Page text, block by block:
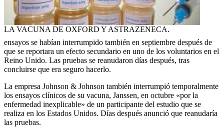
LA VACUNA DE OXFORD Y ASTRAZENECA.
ensayos se habían interrumpido también en septiembre después de
que se reportara un efecto secundario en uno de los voluntarios en el
Reino Unido. Las pruebas se reanudaron días después, tras
concluirse que era seguro hacerlo.
La empresa Johnson & Johnson también interrumpió temporalmente
los ensayos clínicos de su vacuna, Janssen, en octubre «por la
enfermedad inexplicable» de un participante del estudio que se
realiza en los Estados Unidos. Días después anunció que reanudaría
las pruebas.